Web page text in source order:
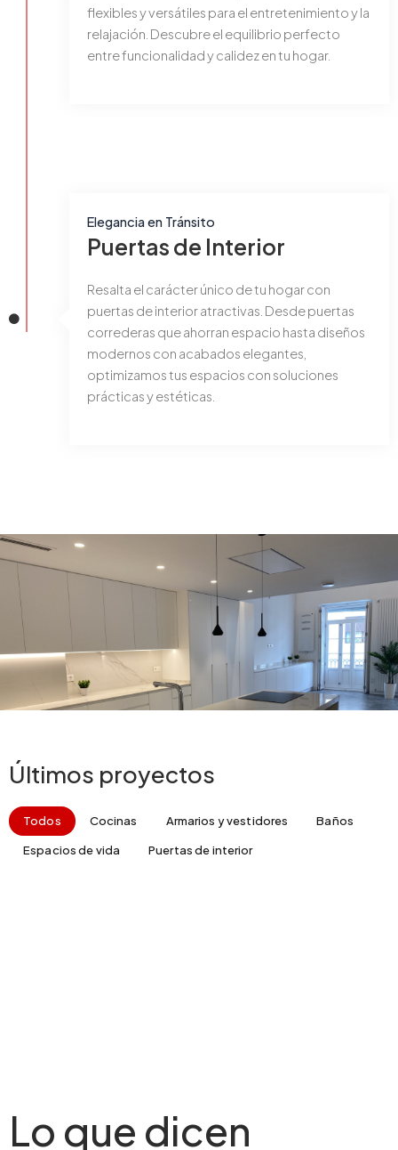
flexibles y versátiles para el entretenimiento y la
relajación. Descubre el equilibrio perfecto
entre funcionalidad y calidez en tu hogar.
Elegancia en Tránsito
Puertas de Interior
Resalta el carácter único de tu hogar con
puertas de interior atractivas. Desde puertas
correderas que ahorran espacio hasta diseños
modernos con acabados elegantes,
optimizamos tus espacios con soluciones
prácticas y estéticas.
Últimos proyectos
Todos Cocinas Armarios y vestidores Baños
Espacios de vida Puertas de interior
Lo que dicen